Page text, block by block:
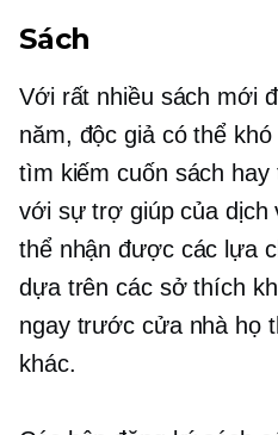
Sách
Với rất nhiều sách mới
năm, độc giả có thể
tìm kiếm cuốn sách hay
với sự trợ giúp của dịch
thể nhận được các lựa
dựa trên các sở thích
ngay trước cửa nhà họ
khác.